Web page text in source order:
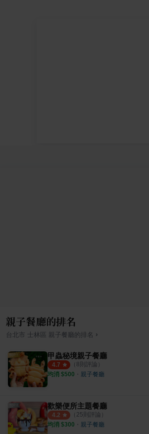
親子餐廳的排名
台北市 士林區 親子餐廳的排名 ›
甲蟲秘境親子餐廳
4.7 （ 8則評論）
均消 $500 ・ 親子餐廳
歡樂便所主題餐廳
4.2 （ 25則評論）
均消 $300 ・ 親子餐廳